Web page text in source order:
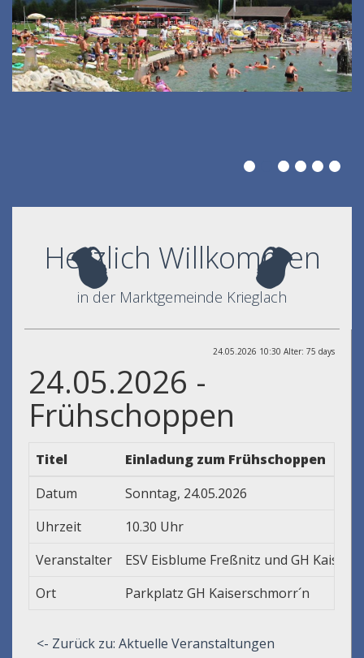
Herzlich Willkommen
in der Marktgemeinde Krieglach
24.05.2026 10:30 Alter: 75 days
24.05.2026 -
Frühschoppen
Titel
Einladung zum Frühschoppen
Datum
Sonntag, 24.05.2026
Uhrzeit
10.30 Uhr
Veranstalter
ESV Eisblume Freßnitz und GH
Ort
Parkplatz GH Kaiserschmorr´n
<- Zurück zu: Aktuelle Veranstaltungen